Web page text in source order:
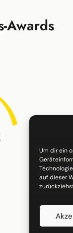
Um dir ein
auf dieser
Awards